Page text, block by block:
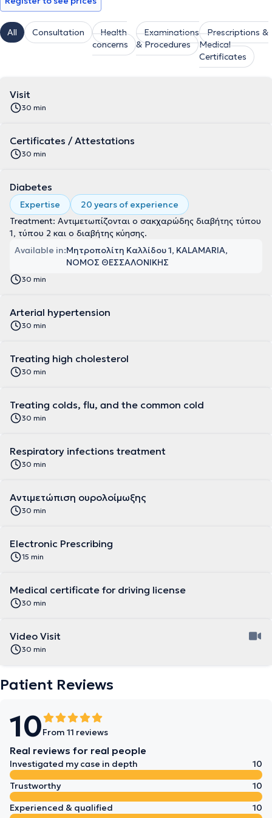
All Consultation
Health
concerns
Examinations
& Procedures
Prescriptions &
Medical
Certificates
Visit
30 min
Certificates / Attestations
30 min
Diabetes
Expertise
20 years of experience
Treatment: Αντιμετωπίζονται ο σακχαρώδης διαβήτης τύπου
1, τύπου 2 και ο διαβήτης κύησης.
Available in:Μητροπολίτη Καλλίδου 1, KALAMARIA,
ΝΟΜΟΣ ΘΕΣΣΑΛΟΝΙΚΗΣ
30 min
Arterial hypertension
30 min
Treating high cholesterol
30 min
Treating colds, flu, and the common cold
30 min
Respiratory infections treatment
30 min
Αντιμετώπιση ουρολοίμωξης
30 min
Electronic Prescribing
15 min
Medical certificate for driving license
30 min
Video Visit
30 min
Patient Reviews
10From 11 reviews
Real reviews for real people
Investigated my case in depth
10
Trustworthy
10
Experienced & qualified
10